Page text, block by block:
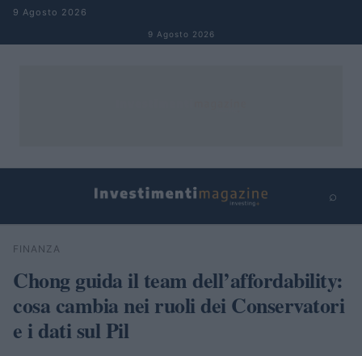
Salta al contenuto
9 Agosto 2026
9 Agosto 2026
⌕
Cerca
FINANZA
Chong guida il team dell’affordability:
cosa cambia nei ruoli dei Conservatori
e i dati sul Pil